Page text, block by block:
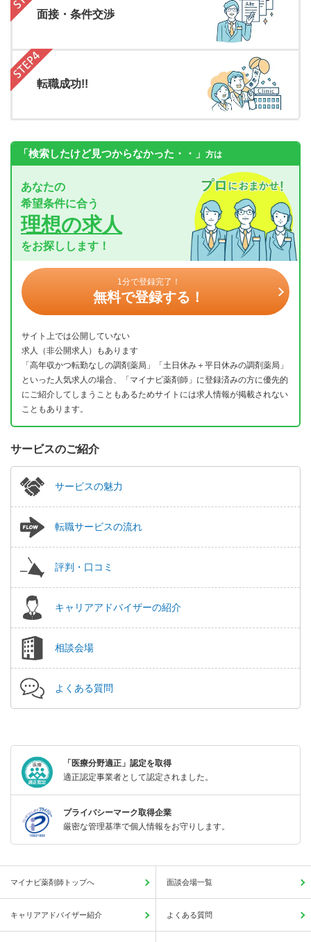
面接・条件交渉
転職成功!!
「検索したけど見つからなかった・・」 方は
あなたの
希望条件に合う
理想の求人
をお探しします！
1分で登録完了！
無料で登録する！
サイト上では公開していない
求人（非公開求人）もあります
「高年収かつ転勤なしの調剤薬局」「土日休み＋平日休みの調剤薬局」
といった人気求人の場合、「マイナビ薬剤師」に登録済みの方に優先的
にご紹介してしまうこともあるためサイトには求人情報が掲載されない
こともあります。
サービスのご紹介
サービスの魅力
転職サービスの流れ
評判・口コミ
キャリアアドバイザーの紹介
相談会場
よくある質問
「医療分野適正」認定を取得
適正認定事業者として認定されました。
プライバシーマーク取得企業
厳密な管理基準で個人情報をお守りします。
マイナビ薬剤師トップへ 面談会場一覧
キャリアアドバイザー紹介 よくある質問